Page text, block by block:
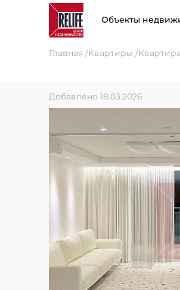
Объекты
Главная Квартиры
Добавлено 18.03.2026